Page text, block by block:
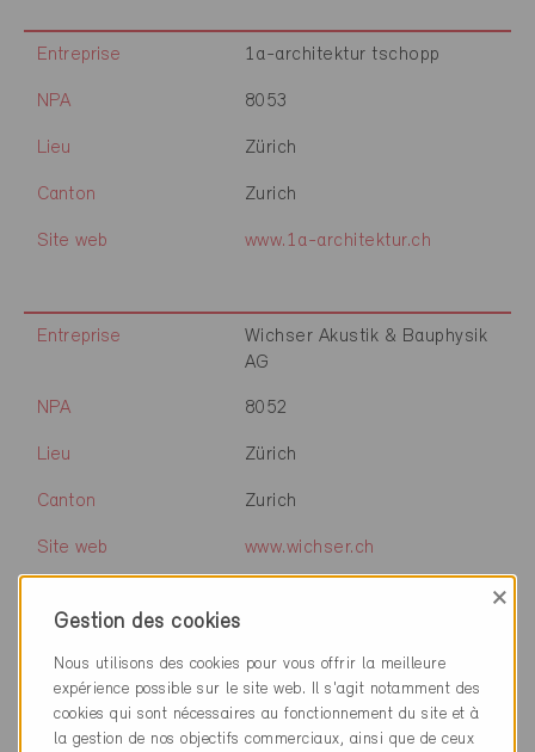
Entreprise 1a-architektur tschopp
NPA 8053
Lieu Zürich
Canton Zurich
Site web www.1a-architektur.ch
Entreprise
Wichser Akustik & Bauphysik
AG
NPA 8052
Lieu Zürich
Canton Zurich
Site web www.wichser.ch
Entreprise Amstein + Walthert AG
NPA 8050
Gestion des cookies
×
Nous utilisons des cookies pour vous offrir la meilleure
expérience possible sur le site web. Il s'agit notamment des
cookies qui sont nécessaires au fonctionnement du site et à
la gestion de nos objectifs commerciaux, ainsi que de ceux